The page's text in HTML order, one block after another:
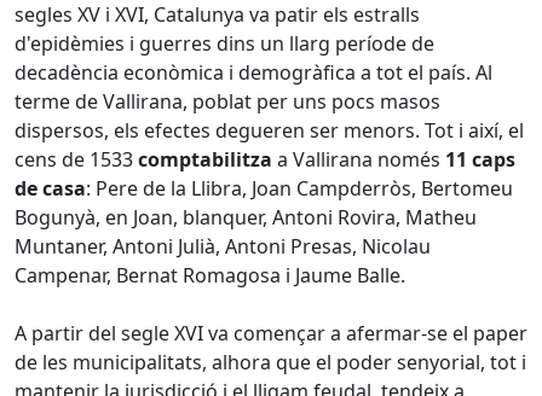
segles XV i XVI, Catalunya va patir els estralls
d'epidèmies i guerres dins un llarg període de
decadència econòmica i demogràfica a tot el país. Al
terme de Vallirana, poblat per uns pocs masos
dispersos, els efectes degueren ser menors. Tot i així, el
cens de 1533comptabilitza a Vallirana només 11 caps
de casa: Pere de la Llibra, Joan Campderròs, Bertomeu
Bogunyà, en Joan, blanquer, Antoni Rovira, Matheu
Muntaner, Antoni Julià, Antoni Presas, Nicolau
Campenar, Bernat Romagosa i Jaume Balle.
A partir del segle XVI va començar a afermar-se el paper
de les municipalitats, alhora que el poder senyorial, tot i